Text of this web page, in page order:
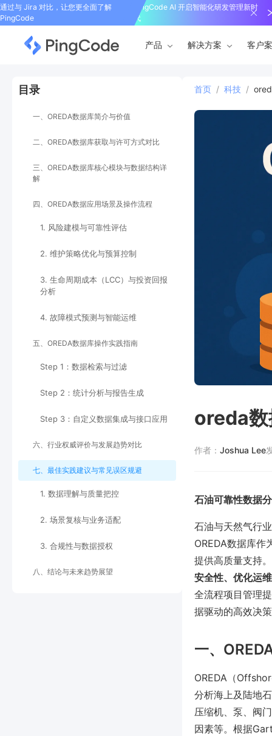
通过与 Jira 对比，让您更全面了解
PingCode
PingCode AI 开启智能化研发管理新时
代
产品 解决方案 客户
目录
一、OREDA数据库简介与价值
二、OREDA数据库获取与许可方式对比
三、OREDA数据库核心模块与数据结构详
解
四、OREDA数据应用场景及操作流程
1. 风险建模与可靠性评估
2. 维护策略优化与预算控制
3. 生命周期成本（LCC）与投资回报
分析
4. 故障模式预测与智能运维
五、OREDA数据库操作实践指南
Step 1：数据检索与过滤
Step 2：统计分析与报告生成
Step 3：自定义数据集成与接口应用
六、行业权威评价与发展趋势对比
七、最佳实践建议与常见误区规避
1. 数据理解与质量把控
2. 场景复核与业务适配
3. 合规性与数据授权
八、结论与未来趋势展望
首页 / 科技 /
oreda数
作者： Joshua Lee
石油可靠性数据
石油与天然气行
OREDA数据库作
提供高质量支持。
安全性、优化运
全流程项目管理
据驱动的高效决
一、
OREDA（
分析海上及陆地
压缩机、泵、阀
因素等。根据